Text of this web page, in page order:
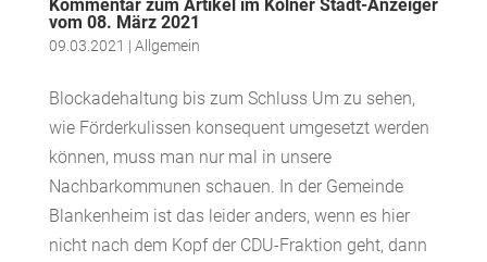
Kommentar zum Artikel im Kölner Stadt-Anzeiger
vom 08. März 2021
09.03.2021 | Allgemein
Blockadehaltung bis zum Schluss Um zu sehen,
wie Förderkulissen konsequent umgesetzt werden
können, muss man nur mal in unsere
Nachbarkommunen schauen. In der Gemeinde
Blankenheim ist das leider anders, wenn es hier
nicht nach dem Kopf der CDU-Fraktion geht, dann